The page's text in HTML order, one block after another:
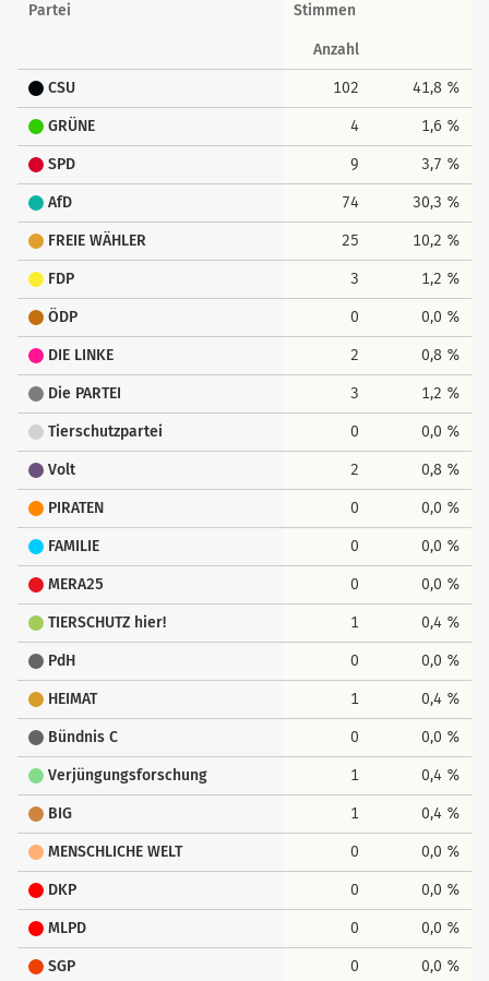
Partei Stimmen
Anzahl
CSU 102 41,8 %
GRÜNE 4 1,6 %
SPD 9 3,7 %
AfD 74 30,3 %
FREIE WÄHLER 25 10,2 %
FDP 3 1,2 %
ÖDP 0 0,0 %
DIE LINKE 2 0,8 %
Die PARTEI 3 1,2 %
Tierschutzpartei 0 0,0 %
Volt 2 0,8 %
PIRATEN 0 0,0 %
FAMILIE 0 0,0 %
MERA25 0 0,0 %
TIERSCHUTZ hier! 1 0,4 %
PdH 0 0,0 %
HEIMAT 1 0,4 %
Bündnis C 0 0,0 %
Verjüngungsforschung 1 0,4 %
BIG 1 0,4 %
MENSCHLICHE WELT 0 0,0 %
DKP 0 0,0 %
MLPD 0 0,0 %
SGP 0 0,0 %